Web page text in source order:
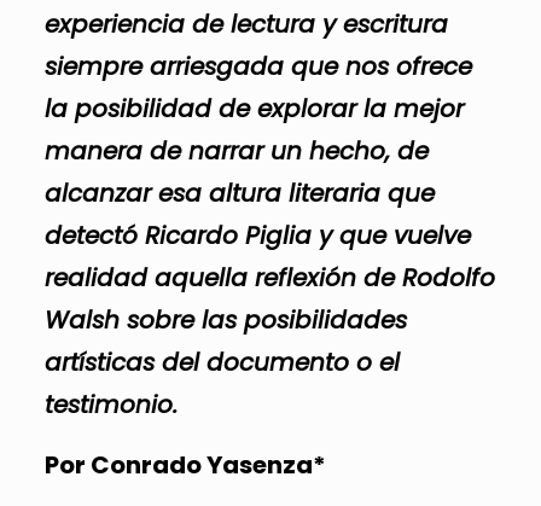
experiencia de lectura y escritura
siempre arriesgada que nos ofrece
la posibilidad de explorar la mejor
manera de narrar un hecho, de
alcanzar esa altura literaria que
detectó Ricardo Piglia y que vuelve
realidad aquella reflexión de Rodolfo
Walsh sobre las posibilidades
artísticas del documento o el
testimonio.
Por Conrado Yasenza*